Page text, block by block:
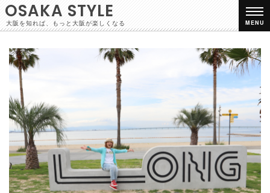
OSAKA STYLE
大阪を知れば、もっと大阪が楽しくなる MENU